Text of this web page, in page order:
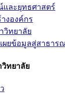
และยุทธศาสตร์
งองค์กร
วิทยาลัย
เผยข้อมูลสู่สาธาร
ทยาลัย